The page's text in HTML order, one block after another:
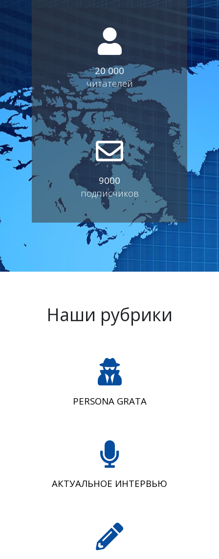
20 000
читателей
9000
подписчиков
Наши рубрики
PERSONA GRATA
АКТУАЛЬНОЕ ИНТЕРВЬЮ